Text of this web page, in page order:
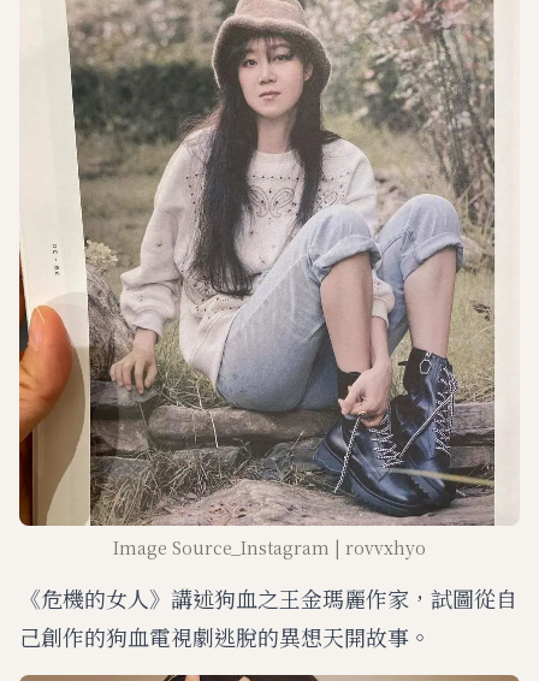
u
t
e
Image Source_Instagram | rovvxhyo
《危機的女人》講述狗血之王金瑪麗作家，試圖從自
己創作的狗血電視劇逃脫的異想天開故事。